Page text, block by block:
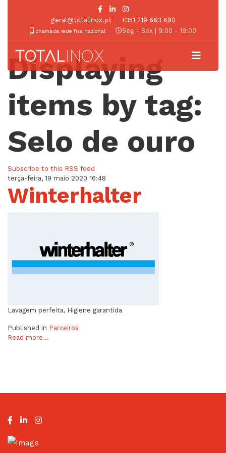
geral@totalinox.pt +351 219 663 690
chamada rede fixa nacional Seg - Sex | 9:00 - 18:00
Displaying
items by tag:
Selo de ouro
Subscribe to this RSS feed
terça-feira, 19 maio 2020 16:48
Winterhalter
Lavagem perfeita, Higiene garantida
Published in Parceiros
Read more...